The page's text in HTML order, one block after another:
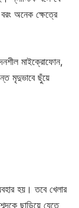
অনেক ক্ষেত্রে
মাইক্রোফোন,
মৃদুভাবে ছুঁয়ে
হয়। তবে খেলার
ছাড়িয়ে যেতে